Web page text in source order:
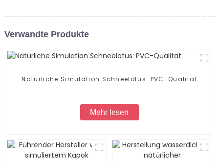
Verwandte Produkte
Natürliche Simulation Schneelotus: PVC-Qualität
Mehr lesen